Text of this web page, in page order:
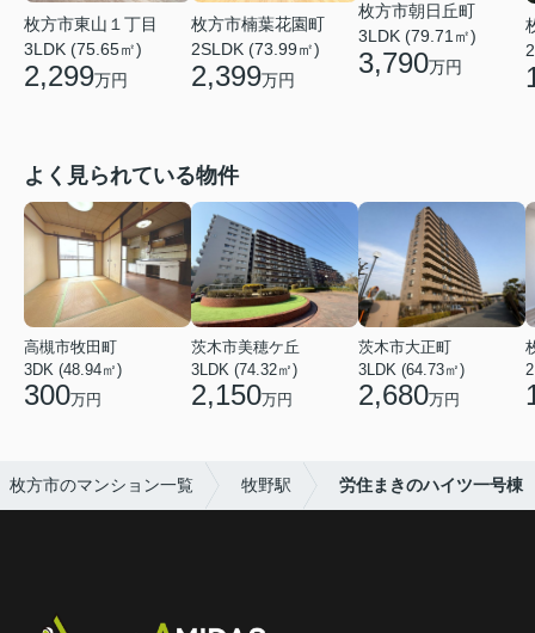
枚方市東山１丁目
3LDK (75.65㎡)
2,299万円
枚方市楠葉花園町
2SLDK (73.99㎡)
2,399万円
枚方市朝日丘町
3LDK (79.71㎡)
3,790万円
よく見られている物件
高槻市牧田町
3DK (48.94㎡)
300万円
茨木市美穂ケ丘
3LDK (74.32㎡)
2,150万円
茨木市大正町
3LDK (64.73㎡)
2,680万円
枚方市のマンション一覧 牧野駅 労住まきのハイツ一号棟